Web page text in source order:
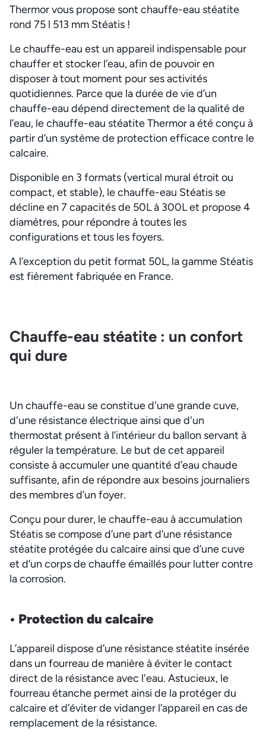
Thermor vous propose sont chauffe-eau stéatite
rond 75 l 513 mm Stéatis !
Le chauffe-eau est un appareil indispensable pour
chauffer et stocker l’eau, afin de pouvoir en
disposer à tout moment pour ses activités
quotidiennes. Parce que la durée de vie d’un
chauffe-eau dépend directement de la qualité de
l’eau, le chauffe-eau stéatite Thermor a été conçu à
partir d’un système de protection efficace contre le
calcaire.
Disponible en 3 formats (vertical mural étroit ou
compact, et stable), le chauffe-eau Stéatis se
décline en 7 capacités de 50L à 300L et propose 4
diamètres, pour répondre à toutes les
configurations et tous les foyers.
A l’exception du petit format 50L, la gamme Stéatis
est fièrement fabriquée en France.
Chauffe-eau stéatite : un confort
qui dure
Un chauffe-eau se constitue d'une grande cuve,
d'une résistance électrique ainsi que d'un
thermostat présent à l’intérieur du ballon servant à
réguler la température. Le but de cet appareil
consiste à accumuler une quantité d’eau chaude
suffisante, afin de répondre aux besoins journaliers
des membres d’un foyer.
Conçu pour durer, le chauffe-eau à accumulation
Stéatis se compose d’une part d’une résistance
stéatite protégée du calcaire ainsi que d’une cuve
et d’un corps de chauffe émaillés pour lutter contre
la corrosion.
• Protection du calcaire
L’appareil dispose d’une résistance stéatite insérée
dans un fourreau de manière à éviter le contact
direct de la résistance avec l'eau. Astucieux, le
fourreau étanche permet ainsi de la protéger du
calcaire et d’éviter de vidanger l’appareil en cas de
remplacement de la résistance.